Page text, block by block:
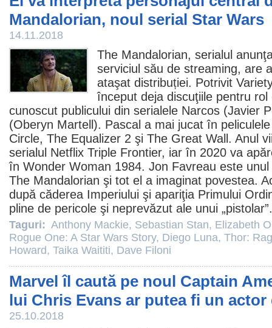
Mandalorian, noul serial Star Wars
14.11.2018
The Mandalorian, serialul
serviciul său de streaming, are
ataşat distribuției. Potrivit
început deja discuţiile pentru
cunoscut publicului din serialele Narcos (Javier
(Oberyn Martell). Pascal a mai jucat în
Circle, The Equalizer 2 şi The Great Wall . Anul
serialul Netflix Triple Frontier, iar în 2020 va
în Wonder Woman 1984. Jon Favreau este
The Mandalorian şi tot el a imaginat povestea.
după căderea Imperiului şi apariţia Primului
pline de pericole şi neprevăzut ale unui
Taguri: Anthony Mackie, Sebastian Stan, Elizabeth
Rogue One: A Star Wars Story, Diego Luna, Thor:
Howard, Taika Waititi, Dave Filoni
Marvel îl caută pe noul Captain
lui Chris Evans ar putea fi un actor
25.10.2018